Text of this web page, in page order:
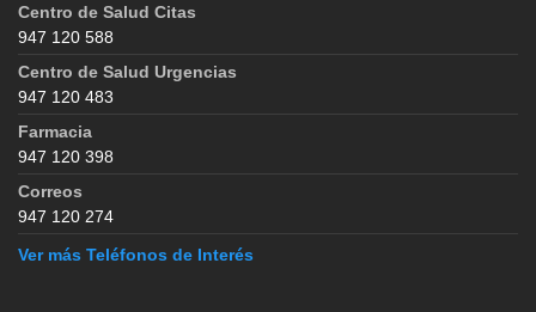
Centro de Salud Citas
947 120 588
Centro de Salud Urgencias
947 120 483
Farmacia
947 120 398
Correos
947 120 274
Ver más Teléfonos de Interés